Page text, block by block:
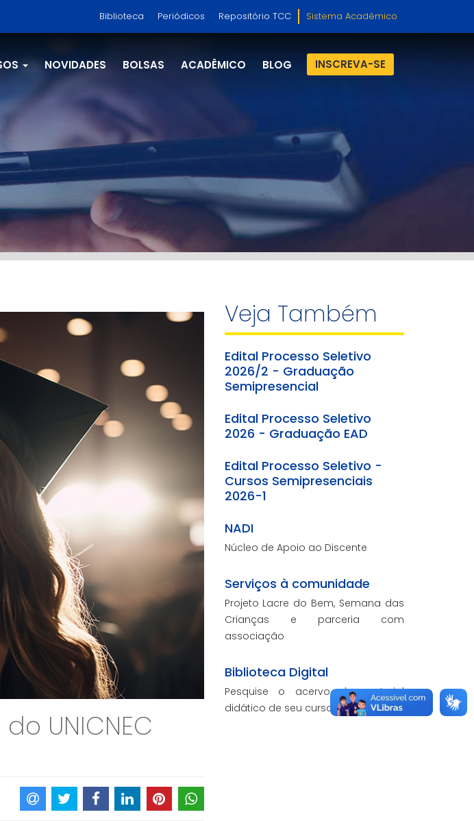
Biblioteca Periódicos Repositório TCC Sistema Acadêmico
NOVIDADES BOLSAS ACADÊMICO BLOG INSCREVA-SE
UNICNEC
Veja Também
Edital Processo Seletivo
2026/2 - Graduação
Semipresencial
Edital Processo Seletivo
2026 - Graduação EAD
Edital Processo Seletivo -
Cursos Semipresenciais
2026-1
NADI
Núcleo de Apoio ao Discente
Serviços à comunidade
Projeto Lacre do Bem, Semana das
Crianças e parceria com
associação
Biblioteca Digital
Pesquise o acervo de material
didático de seu curso.